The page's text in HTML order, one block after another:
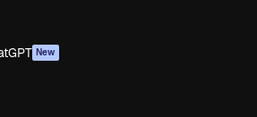
New